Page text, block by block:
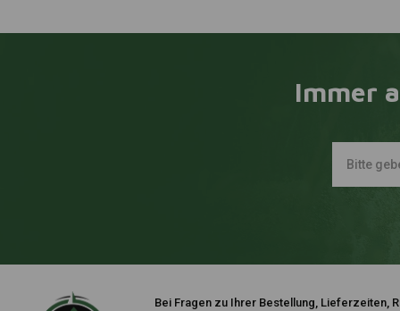
Immer
Bei Fragen zu Ihrer Bestellung, Lieferzeiten,